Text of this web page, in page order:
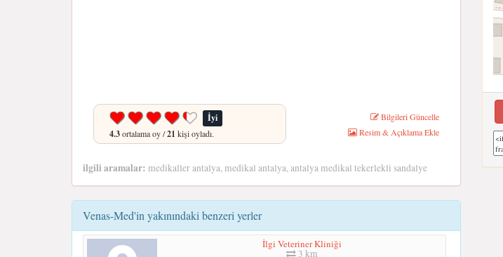
İyi
4.3ortalama oy /21 kişi oyladı.
Bilgileri Güncelle
Resim & Açıklama Ekle
ilgili aramalar: medikaller antalya, medikal antalya, antalya medikal tekerlekli sandalye
Venas-Med'in yakınındaki benzeri yerler
İlgi Veteriner Kliniği
3 km